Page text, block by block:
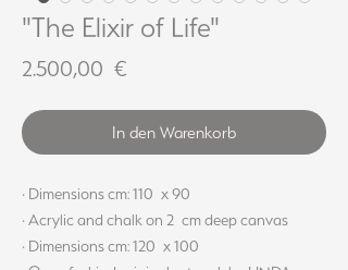
"The Elixir of Life"
2.500,00 €
In den Warenkorb
· Dimensions cm: 110 x 90
· Acrylic and chalk on 2 cm deep canvas
· Dimensions cm: 120 x 100